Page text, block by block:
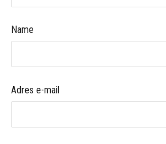
Name
Adres e-mail